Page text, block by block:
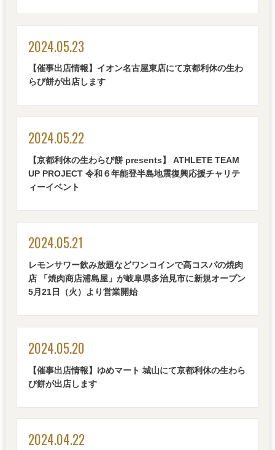
2024.05.23
【催事出店情報】イオン名古屋東店にて京都利休の生わ
らび餅が出店します
2024.05.22
【京都利休の生わらび餅 presents】 ATHLETE TEAM
UP PROJECT 令和６年能登半島地震復興応援チャリテ
ィーイベント
2024.05.21
レモンサワー飲み放題などワンコインで高コスパの焼肉
店 「焼肉商店浦島屋」が岐阜県多治見市に新規オープン
5月21日（火）より営業開始
2024.05.20
【催事出店情報】ゆめマート 城山にて京都利休の生わら
び餅が出店します
2024.04.22